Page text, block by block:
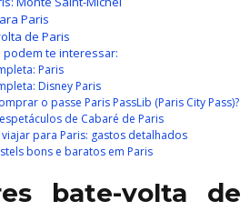
Paris
de Paris
te interessar:
Paris
Disney Paris
o passe Paris PassLib (Paris City Pass)?
de Cabaré de Paris
para Paris: gastos detalhados
bons e baratos em Paris
bate-volta de